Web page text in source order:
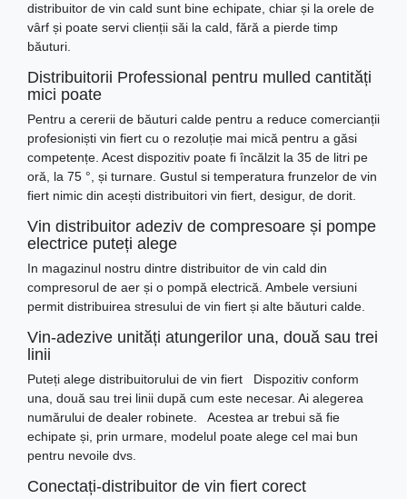
distribuitor de vin cald sunt bine echipate, chiar și la orele de
vârf și poate servi clienții săi la cald, fără a pierde timp
băuturi.
Distribuitorii Professional pentru mulled cantități
mici poate
Pentru a cererii de băuturi calde pentru a reduce comercianții
profesioniști vin fiert cu o rezoluție mai mică pentru a găsi
competențe. Acest dispozitiv poate fi încălzit la 35 de litri pe
oră, la 75 °, și turnare. Gustul si temperatura frunzelor de vin
fiert nimic din acești distribuitori vin fiert, desigur, de dorit.
Vin distribuitor adeziv de compresoare și pompe
electrice puteți alege
In magazinul nostru dintre distribuitor de vin cald din
compresorul de aer și o pompă electrică. Ambele versiuni
permit distribuirea stresului de vin fiert și alte băuturi calde.
Vin-adezive unități atungerilor una, două sau trei
linii
Puteți alege distribuitorului de vin fiert Dispozitiv conform
una, două sau trei linii după cum este necesar. Ai alegerea
numărului de dealer robinete. Acestea ar trebui să fie
echipate și, prin urmare, modelul poate alege cel mai bun
pentru nevoile dvs.
Conectați-distribuitor de vin fiert corect